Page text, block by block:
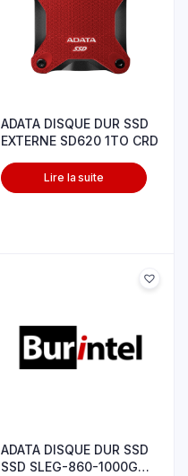
ADATA DISQUE DUR SSD
EXTERNE SD620 1TO CRD
Lire la suite
ADATA DISQUE DUR SSD
SSD SLEG-860-1000G